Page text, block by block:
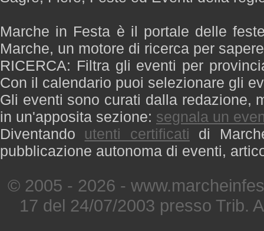
Marche in Festa è il portale delle
Marche, un motore di ricerca per
RICERCA: Filtra gli eventi per
Con il calendario puoi selezionare gli
Gli eventi sono curati dalla redazione,
in un'apposita sezione: segnala un
Diventando utenti certificati di
pubblicazione autonoma di eventi,
© 2005 - 2026 -
17 del 24/07/2003 presso Trib.